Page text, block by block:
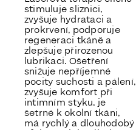
stimuluje sliznici,
zvyšuje hydrataci a
prokrvení, podporuje
regeneraci tkáně a
zlepšuje přirozenou
lubrikaci. Ošetření
snižuje nepříjemné
pocity suchosti a pálení,
zvyšuje komfort při
intimním styku, je
šetrné k okolní tkáni,
má rychlý a dlouhodobý